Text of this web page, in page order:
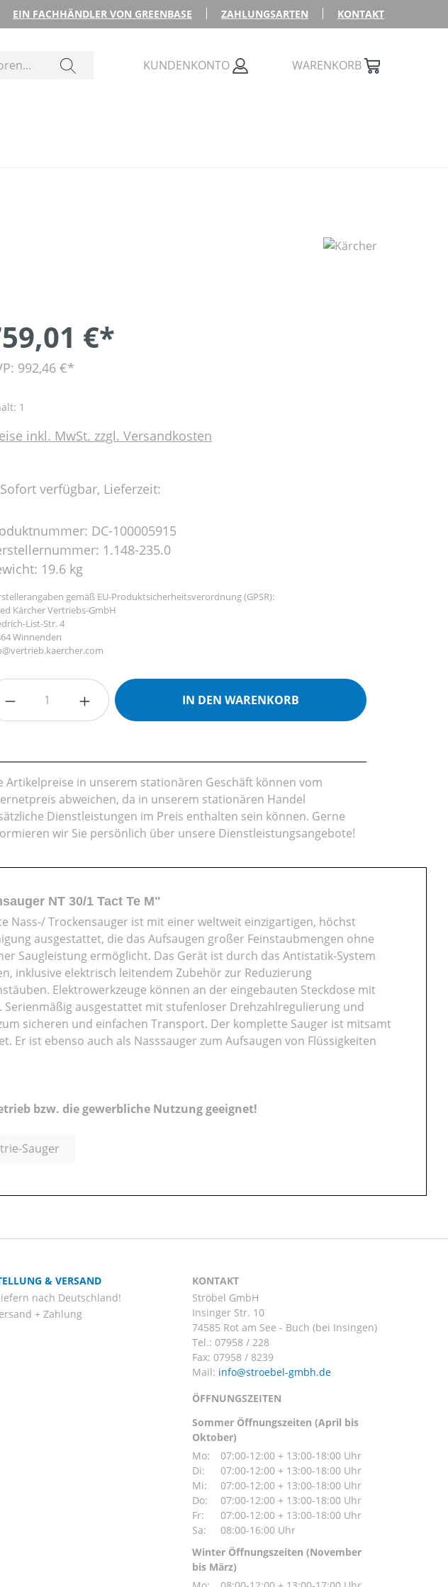
EIN FACHHÄNDLER VON GREENBASE ZAHLUNGSARTEN KONTAKT
KUNDENKONTO WARENKORB
€*
992,46 €*
1
inkl. MwSt. zzgl. Versandkosten
Sofort verfügbar, Lieferzeit:
DC-100005915
1.148-235.0
19.6 kg
gemäß EU-Produktsicherheitsverordnung (GPSR):
Kärcher Vertriebs-GmbH
List-Str. 4
Winnenden
Anzahl: Gib den gewünschten Wert ein oder
IN DEN WARENKORB
Artikelpreise in unserem stationären Geschäft können vom
abweichen, da in unserem stationären Handel
Dienstleistungen im Preis enthalten sein können. Gerne
wir Sie persönlich über unsere Dienstleistungsangebote!
NT 30/1 Tact Te M"
Nass-/ Trockensauger ist mit einer weltweit einzigartigen, höchst
ausgestattet, die das Aufsaugen großer Feinstaubmengen ohne
Saugleistung ermöglicht. Das Gerät ist durch das Antistatik-System
inklusive elektrisch leitendem Zubehör zur Reduzierung
Elektrowerkzeuge können an der eingebauten Steckdose mit
Serienmäßig ausgestattet mit stufenloser Drehzahlregulierung und
sicheren und einfachen Transport. Der komplette Sauger ist mitsamt
Er ist ebenso auch als Nasssauger zum Aufsaugen von Flüssigkeiten
bzw. die gewerbliche Nutzung geeignet!
Sauger
& VERSAND
nach Deutschland!
+ Zahlung
KONTAKT
Ströbel GmbH
Insinger Str. 10
74585 Rot am See - Buch (bei Insingen)
Tel.: 07958 / 228
Fax: 07958 / 8239
Mail:
ÖFFNUNGSZEITEN
Sommer Öffnungszeiten (April bis
Oktober)
Mo:
07:00-12:00 + 13:00-18:00 Uhr
Di:
07:00-12:00 + 13:00-18:00 Uhr
Mi:
07:00-12:00 + 13:00-18:00 Uhr
Do:
07:00-12:00 + 13:00-18:00 Uhr
Fr:
07:00-12:00 + 13:00-18:00 Uhr
Sa:
08:00-16:00 Uhr
Winter Öffnungszeiten (November
bis März)